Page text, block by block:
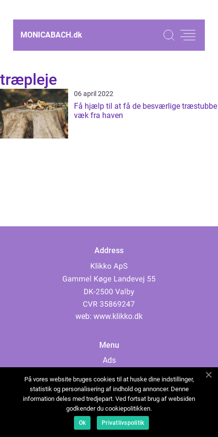
MONICABACH.dk
træpleje
06 april 2022
Få hjælp til at få de besværlige træstubbe
væk fra haven
Address
web: www.klikko.dk
Menu
Ads
Cookies
Contact
Sitemap
På vores website bruges cookies til at huske dine indstillinger,
statistik og personalisering af indhold og annoncer. Denne
information deles med tredjepart. Ved fortsat brug af websiden
godkender du cookiepolitikken.
Ok Privatlivspolitik